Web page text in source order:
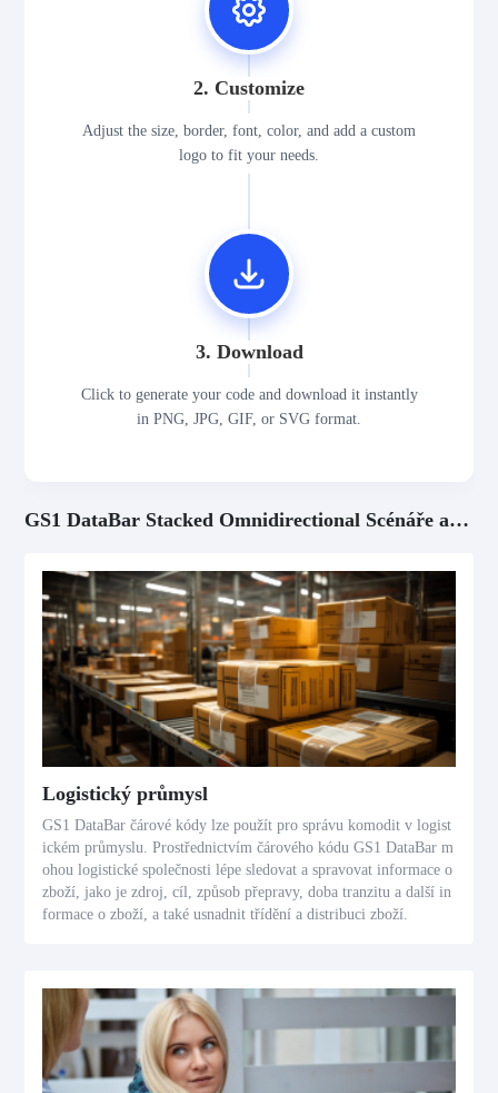
2. Customize
Adjust the size, border, font, color, and add a custom
logo to fit your needs.
3. Download
Click to generate your code and download it instantly
in PNG, JPG, GIF, or SVG format.
GS1 DataBar Stacked Omnidirectional Scénáře aplikací
Logistický průmysl
GS1 DataBar čárové kódy lze použít pro správu komodit v logist
ickém průmyslu. Prostřednictvím čárového kódu GS1 DataBar m
ohou logistické společnosti lépe sledovat a spravovat informace o
zboží, jako je zdroj, cíl, způsob přepravy, doba tranzitu a další in
formace o zboží, a také usnadnit třídění a distribuci zboží.